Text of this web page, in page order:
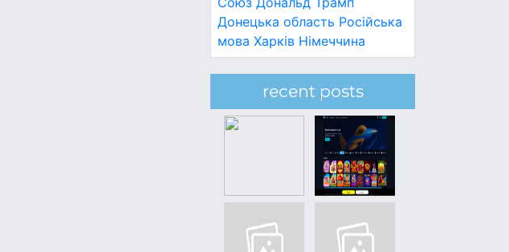
Донецька область Російська
мова Харків Німеччина
recent posts